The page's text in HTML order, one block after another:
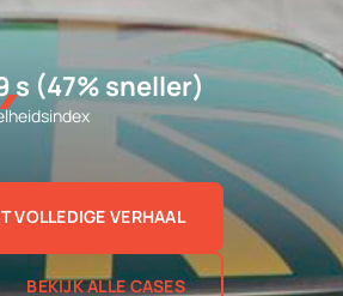
s (47% sneller)
VOLLEDIGE VERHAAL
BEKIJK ALLE CASES